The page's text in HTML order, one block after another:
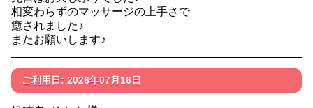
相変わらずのマッサージの上手さで
癒されました♪
またお願いします♪
ご利用日: 2026年07月16日